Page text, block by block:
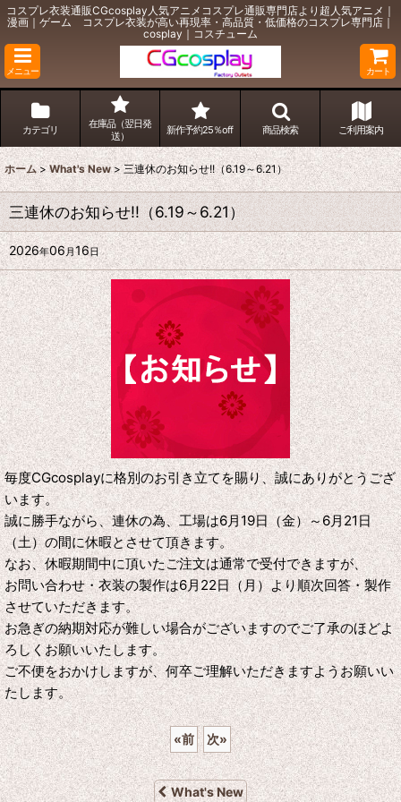
コスプレ衣装通販CGcosplay人気アニメコスプレ通販専門店より超人気アニメ｜
漫画｜ゲーム コスプレ衣装が高い再現率・高品質・低価格のコスプレ専門店｜
cosplay｜コスチューム
メニュー カート
カテゴリ
在庫品（翌日発
送）
新作予約25％off 商品検索 ご利用案内
ホーム > What's New > 三連休のお知らせ!!（6.19～6.21）
三連休のお知らせ!!（6.19～6.21）
2026年06月16日
毎度CGcosplayに格別のお引き立てを賜り、誠にありがとうござ
います。
誠に勝手ながら、連休の為、工場は6月19日（金）～6月21日
（土）の間に休暇とさせて頂きます。
なお、休暇期間中に頂いたご注文は通常で受付できますが、
お問い合わせ・衣装の製作は6月22日（月）より順次回答・製作
させていただきます。
お急ぎの納期対応が難しい場合がございますのでご了承のほどよ
ろしくお願いいたします。
ご不便をおかけしますが、何卒ご理解いただきますようお願いい
たします。
«前 次»
What's New